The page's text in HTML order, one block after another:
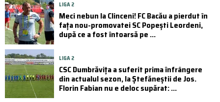
LIGA 2
Meci nebun la Clinceni! FC Bacău a pierdut în
fața nou-promovatei SC Popești Leordeni,
după ce a fost întoarsă pe ...
LIGA 2
CSC Dumbrăvița a suferit prima înfrângere
din actualul sezon, la Ștefăneștii de Jos.
Florin Fabian nu e deloc supărat: ...